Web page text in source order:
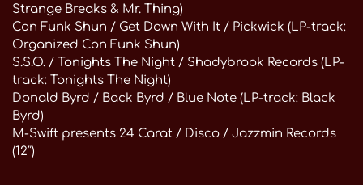
Strange Breaks & Mr. Thing)
Con Funk Shun / Get Down With It / Pickwick (LP-track:
Organized Con Funk Shun)
S.S.O. / Tonights The Night / Shadybrook Records (LP-
track: Tonights The Night)
Donald Byrd / Back Byrd / Blue Note (LP-track: Black
Byrd)
M-Swift presents 24 Carat / Disco / Jazzmin Records
(12″)